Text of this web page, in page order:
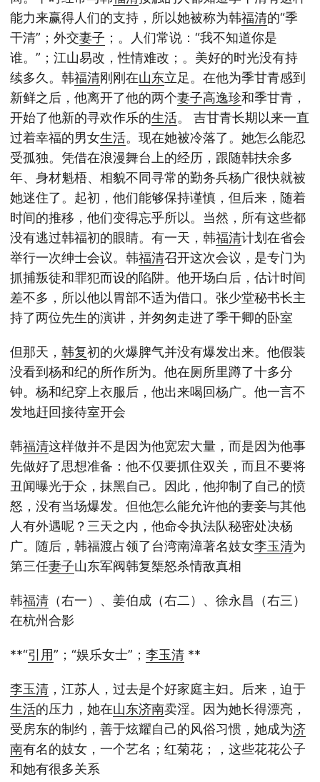
能力来赢得人们的支持，所以她被称为韩福清的“季
干清”；外交妻子 ；。人们常说：“我不知道你是
谁。”；江山易改，性情难改；。美好的时光没有持
续多久。韩福清刚刚在山东立足。在他为季甘青感到
新鲜之后，他离开了他的两个妻子高逸珍和季甘青，
开始了他新的寻欢作乐的生活。 吉甘青长期以来一直
过着幸福的男女生活。现在她被冷落了。她怎么能忍
受孤独。凭借在浪漫舞台上的经历，跟随韩扶余多
年、身材魁梧、相貌不同寻常的勤务兵杨广很快就被
她迷住了。起初，他们能够保持谨慎，但后来，随着
时间的推移，他们变得忘乎所以。当然，所有这些都
没有逃过韩福初的眼睛。有一天，韩福清计划在省会
举行一次绅士会议。韩福清召开这次会议，是专门为
抓捕叛徒和罪犯而设的陷阱。他开场白后，估计时间
差不多，所以他以胃部不适为借口。张少堂秘书长主
持了两位先生的演讲，并匆匆走进了季干卿的卧室
但那天， 韩复初的火爆脾气并没有爆发出来。他假装
没看到杨和纪的所作所为。他在厕所里蹲了十多分
钟。杨和纪穿上衣服后，他出来喝回杨广。他一言不
发地赶回接待室开会
韩福清这样做并不是因为他宽宏大量，而是因为他事
先做好了思想准备：他不仅要抓住双关，而且不要将
丑闻曝光于众，抹黑自己。因此，他抑制了自己的愤
怒，没有当场爆发。但他怎么能允许他的妻妾与其他
人有外遇呢？三天之内，他命令执法队秘密处决杨
广。随后，韩福渡占领了台湾南漳著名妓女李玉清为
第三任妻子山东军阀韩复榘怒杀情敌真相
韩福清 （右一）、姜伯成（右二）、徐永昌（右三）
在杭州合影
**“引用”；“娱乐女士”； 李玉清 **
李玉清 ，江苏人，过去是个好家庭主妇。后来，迫于
生活的压力，她在山东济南卖淫。因为她长得漂亮，
受房东的制约，善于炫耀自己的风俗习惯，她成为济
南有名的妓女，一个艺名；红菊花；，这些花花公子
和她有很多关系